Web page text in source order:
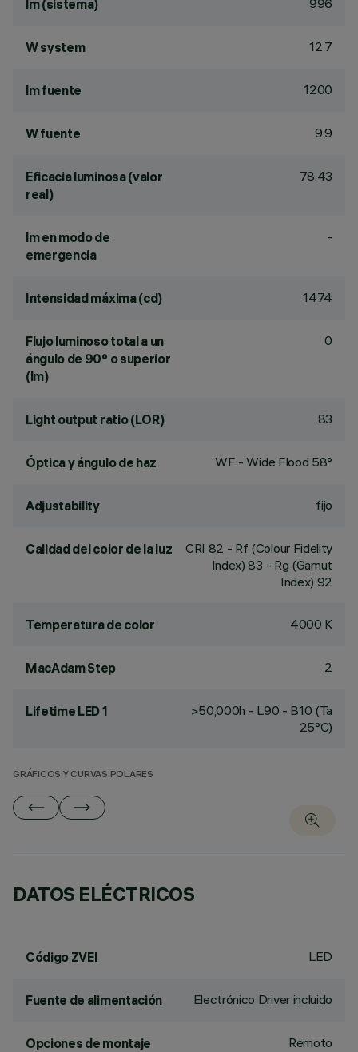
lm (sistema) 996
W system 12.7
lm fuente 1200
W fuente 9.9
Eficacia luminosa (valor
real)
78.43
lm en modo de
emergencia
-
Intensidad máxima (cd) 1474
Flujo luminoso total a un
ángulo de 90° o superior
(lm)
0
Light output ratio (LOR) 83
Óptica y ángulo de haz WF - Wide Flood 58°
Adjustability fijo
Calidad del color de la luz CRI 82 - Rf (Colour Fidelity
Index) 83 - Rg (Gamut
Index) 92
Temperatura de color 4000 K
MacAdam Step 2
Lifetime LED 1
>50,000h - L90 - B10 (Ta
25°C)
GRÁFICOS Y CURVAS POLARES
DATOS ELÉCTRICOS
Código ZVEI LED
Fuente de alimentación Electrónico Driver incluido
Opciones de montaje Remoto